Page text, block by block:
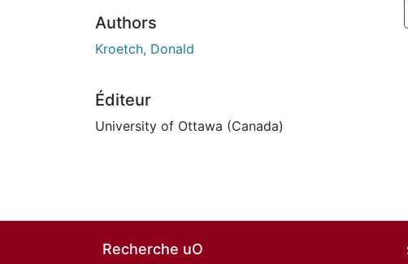
Authors
Kroetch, Donald
Éditeur
University of Ottawa (Canada)
Recherche uO